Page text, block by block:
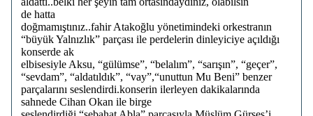
de hatta
doğmamıştınız..fahir Atakoğlu yönetimindeki orkestranın
“büyük Yalnızlık” parçası ile perdelerin dinleyiciye açıldığı
konserde ak
elbisesiyle Aksu, “gülümse”, “belalım”, “sarışın”, “geçer”,
“sevdam”, “aldatıldık”, “vay”,“unuttun Mu Beni” benzer
parçalarını seslendirdi.konserin ilerleyen dakikalarında
sahnede Cihan Okan ile birge